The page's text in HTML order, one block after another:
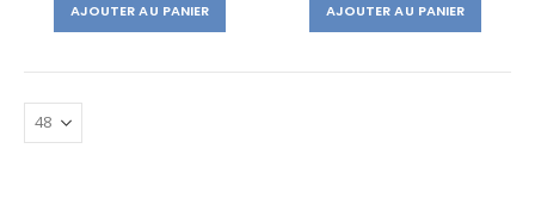
AJOUTER AU PANIER AJOUTER AU PANIER